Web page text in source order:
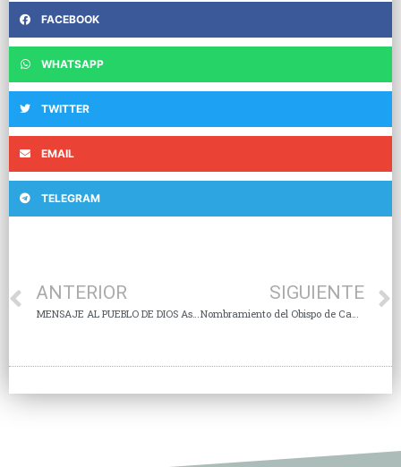
FACEBOOK
WHATSAPP
TWITTER
EMAIL
TELEGRAM
ANTERIOR SIGUIENTE